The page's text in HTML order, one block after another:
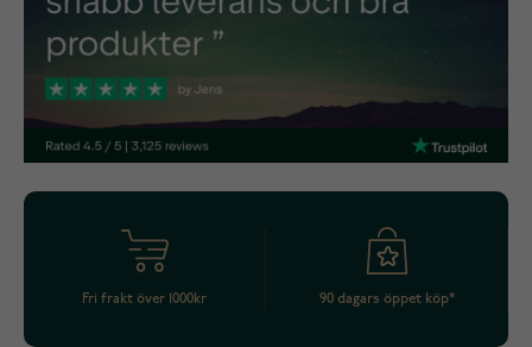
Fri frakt över 1000kr 90 dagars öppet köp*